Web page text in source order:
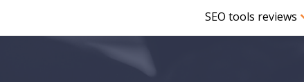
SEO tools reviews